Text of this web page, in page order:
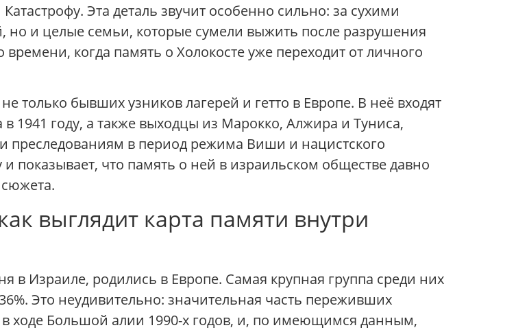
Эта деталь звучит особенно сильно: за сухими
но и целые семьи, которые сумели выжить после разрушения
когда память о Холокосте уже переходит от личного
только бывших узников лагерей и гетто в Европе. В неё входят
1941 году, а также выходцы из Марокко, Алжира и Туниса,
в период режима Виши и нацистского
показывает, что память о ней в израильском обществе давно
выглядит карта памяти внутри
в Израиле, родились в Европе. Самая крупная группа среди них
Это неудивительно: значительная часть переживших
ходе Большой алии 1990-х годов, и, по имеющимся данным,